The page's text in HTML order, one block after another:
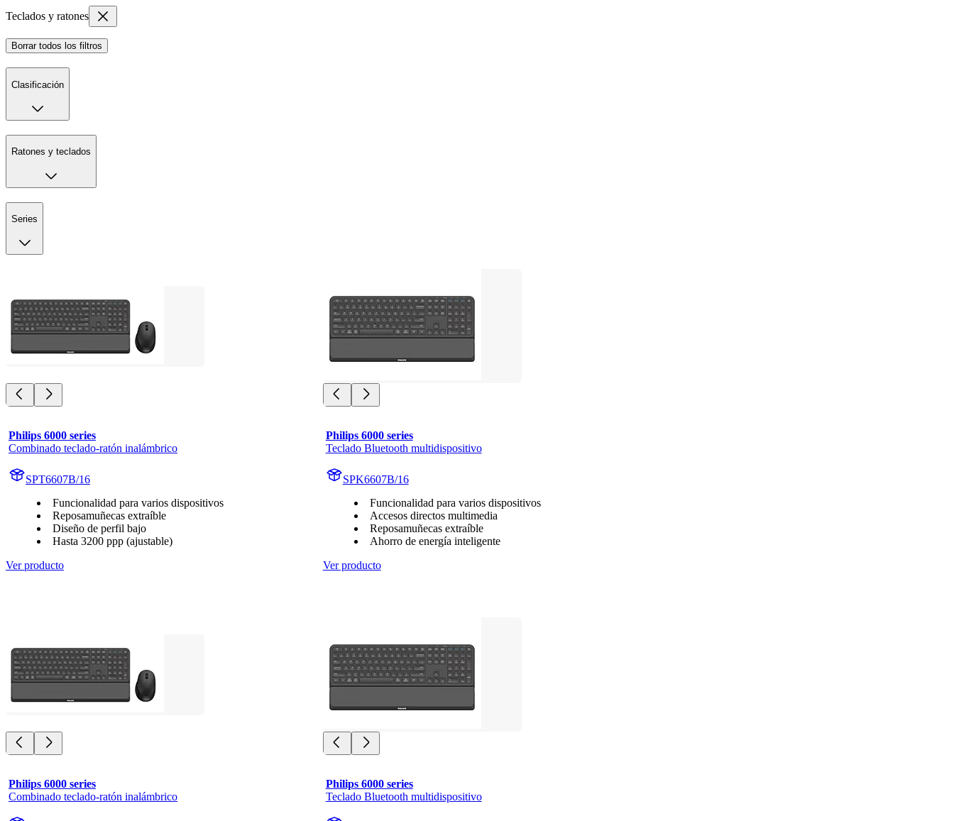
Teclados y ratones
Borrar todos los filtros
Clasificación
Ratones y teclados
Series
Philips 6000 series
Combinado teclado-ratón inalámbrico
SPT6607B/16
Funcionalidad para varios dispositivos
Reposamuñecas extraíble
Diseño de perfil bajo
Hasta 3200 ppp (ajustable)
Ver producto
Philips 6000 series
Teclado Bluetooth multidispositivo
SPK6607B/16
Funcionalidad para varios dispositivos
Accesos directos multimedia
Reposamuñecas extraíble
Ahorro de energía inteligente
Ver producto
Philips 6000 series
Combinado teclado-ratón inalámbrico
Philips 6000 series
Teclado Bluetooth multidispositivo